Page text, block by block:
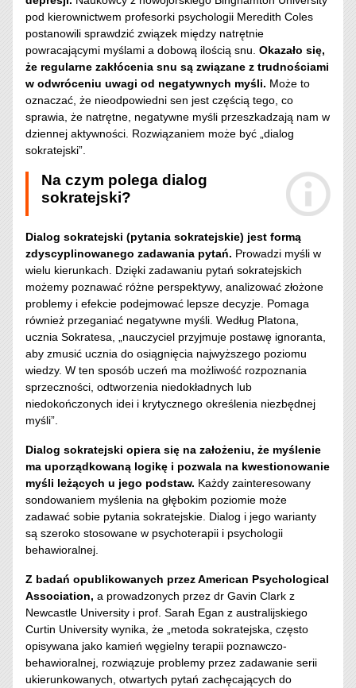
pod kierownictwem profesorki psychologii Meredith Coles
postanowili sprawdzić związek między natrętnie
powracającymi myślami a dobową ilością snu. Okazało się,
że regularne zakłócenia snu są związane z trudnościami
w odwróceniu uwagi od negatywnych myśli. Może to
oznaczać, że nieodpowiedni sen jest częścią tego, co
sprawia, że natrętne, negatywne myśli przeszkadzają nam w
dziennej aktywności. Rozwiązaniem może być „dialog
sokratejski”.
Na czym polega dialog
sokratejski?
Dialog sokratejski (pytania sokratejskie) jest formą
zdyscyplinowanego zadawania pytań. Prowadzi myśli w
wielu kierunkach. Dzięki zadawaniu pytań sokratejskich
możemy poznawać różne perspektywy, analizować złożone
problemy i efekcie podejmować lepsze decyzje. Pomaga
również przeganiać negatywne myśli. Według Platona,
ucznia Sokratesa, „nauczyciel przyjmuje postawę ignoranta,
aby zmusić ucznia do osiągnięcia najwyższego poziomu
wiedzy. W ten sposób uczeń ma możliwość rozpoznania
sprzeczności, odtworzenia niedokładnych lub
niedokończonych idei i krytycznego określenia niezbędnej
myśli”.
Dialog sokratejski opiera się na założeniu, że myślenie
ma uporządkowaną logikę i pozwala na kwestionowanie
myśli leżących u jego podstaw. Każdy zainteresowany
sondowaniem myślenia na głębokim poziomie może
zadawać sobie pytania sokratejskie. Dialog i jego warianty
są szeroko stosowane w psychoterapii i psychologii
behawioralnej.
Z badań opublikowanych przez American Psychological
Association, a prowadzonych przez dr Gavin Clark z
Newcastle University i prof. Sarah Egan z australijskiego
Curtin University wynika, że „metoda sokratejska, często
opisywana jako kamień węgielny terapii poznawczo-
behawioralnej, rozwiązuje problemy przez zadawanie serii
ukierunkowanych, otwartych pytań zachęcających do